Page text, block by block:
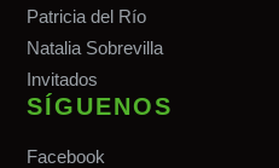
Patricia del Río
Natalia Sobrevilla
Invitados
SÍGUENOS
Facebook